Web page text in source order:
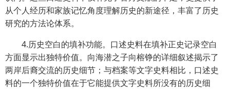
从个人经历和家族记忆角度理解历史的新途径，丰富了历史
研究的方法论体系。
4.历史空白的填补功能。口述史料在填补正史记录空白
方面显示出独特价值。向海潜之子向榕铮的详细叙述揭示了
两岸后裔交流的历史细节；与档案等文字史料相比，口述史
料的一个独特价值在于它能提供文字史料所没有的历史细